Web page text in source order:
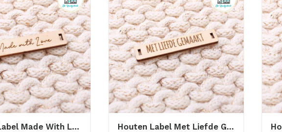
Houten Label Made With Love Sierlijk Houten Label Met Liefde Gemaakt